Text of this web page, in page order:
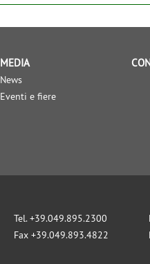
MEDIA
News
Eventi e fiere
Tel. +39.049.895.2300
Fax +39.049.893.4822